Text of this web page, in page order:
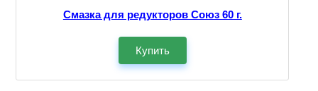
Смазка для редукторов Союз 60 г.
Купить